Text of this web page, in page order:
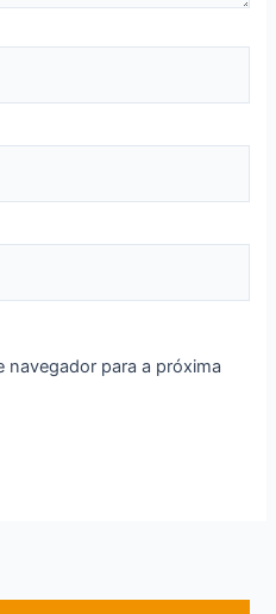
navegador para a próxima